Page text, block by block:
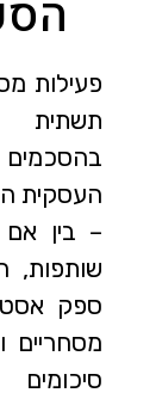
פעילות
תשתית
העסקית
– בין
שותפות,
ספק